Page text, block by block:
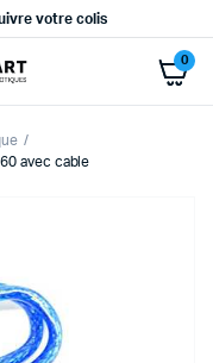
votre colis
0
avec cable